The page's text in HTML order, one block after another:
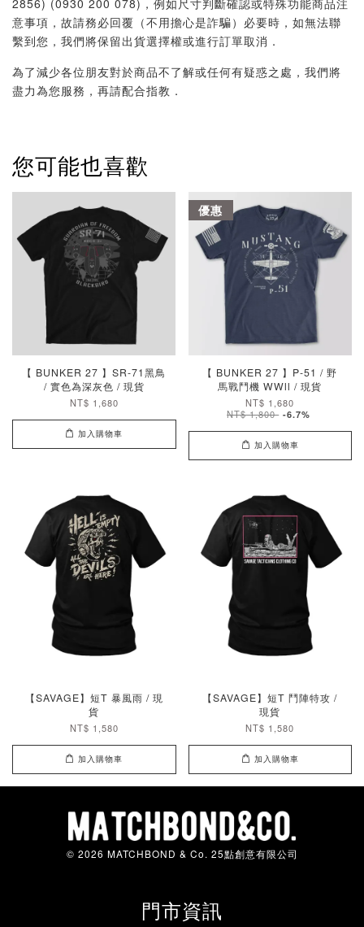
意事項，故請務必回覆（不用擔心是詐騙）必要時，如無法聯
繫到您，我們將保留出貨選擇權或進行訂單取消．
為了減少各位朋友對於商品不了解或任何有疑惑之處，我們將
盡力為您服務，再請配合指教．
您可能也喜歡
【 BUNKER 27 】SR-71黑鳥
/ 實色為深灰色 / 現貨
NT$ 1,680
加入購物車
優惠
【 BUNKER 27 】P-51 / 野
馬戰鬥機 WWll / 現貨
NT$ 1,680
NT$ 1,800 -6.7%
加入購物車
【SAVAGE】短T 暴風雨 / 現
貨
NT$ 1,580
加入購物車
【SAVAGE】短T 鬥陣特攻 /
現貨
NT$ 1,580
加入購物車
© 2026 MATCHBOND & Co. 25點創意有限公司
門市資訊